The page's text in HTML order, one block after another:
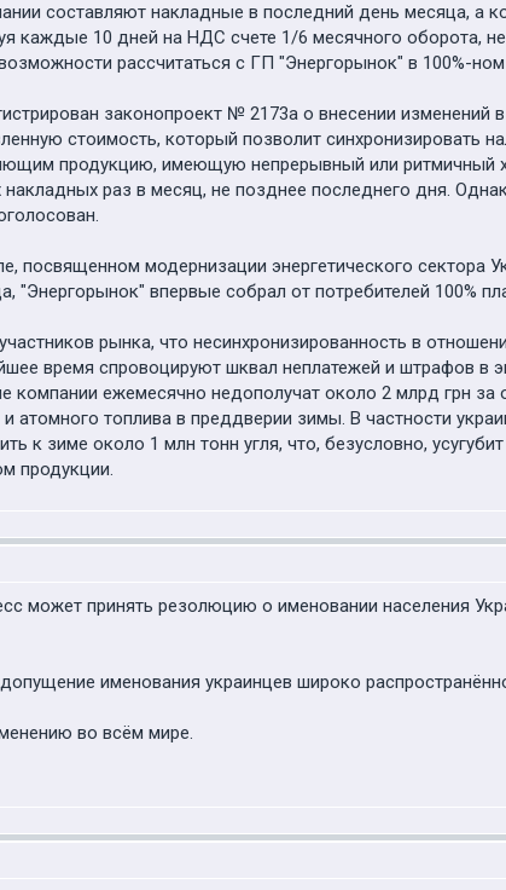
составляют накладные в последний день месяца, а
каждые 10 дней на НДС счете 1/6 месячного оборота,
рассчитаться с ГП "Энергорынок" в 100%-
законопроект № 2173а о внесении
стоимость, который позволит синхронизировать
продукцию, имеющую непрерывный или ритмичный
накладных раз в месяц, не позднее последнего дня.
посвященном модернизации энергетического
"Энергорынок" впервые собрал от потребителей 100%
рынка, что несинхронизированность в
время спровоцируют шквал неплатежей и штрафов в
компании ежемесячно недополучат около 2 млрд грн
атомного топлива в преддверии зимы. В частности
к зиме около 1 млн тонн угля, что, безусловно,
продукции.
может принять резолюцию о именовании населения
именования украинцев широко
во всём мире.